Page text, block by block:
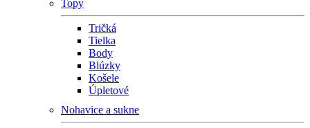
Topy
Tričká
Tielka
Body
Blúzky
Košele
Úpletové
Nohavice a sukne